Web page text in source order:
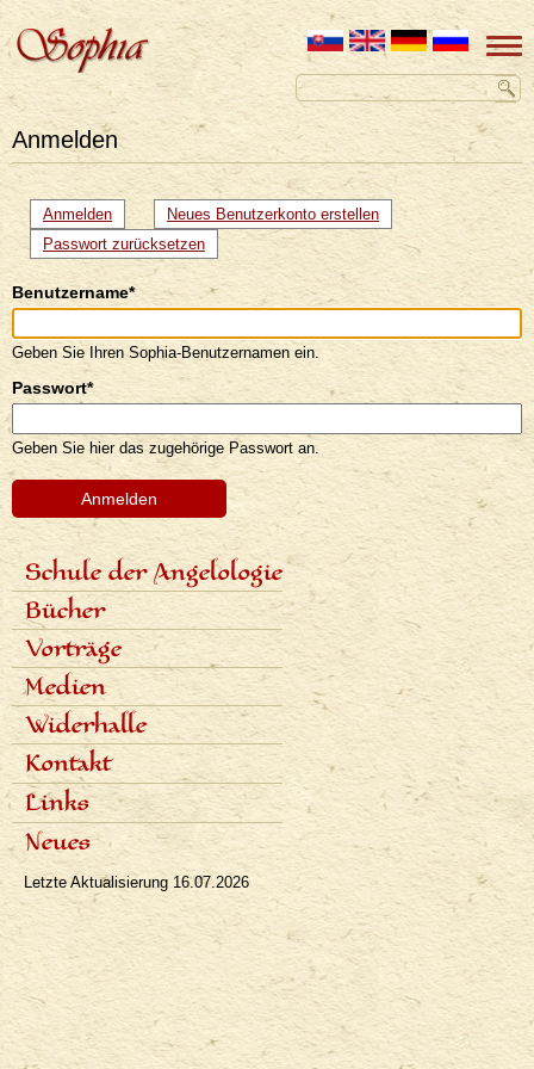
Anmelden
Primäre
Reiter
Anmelden (aktiver
Reiter)
Neues Benutzerkonto erstellen
Passwort zurücksetzen
Benutzername*
Geben Sie Ihren Sophia-Benutzernamen ein.
Passwort*
Geben Sie hier das zugehörige Passwort an.
<none>
Schule der Angelologie
Inhalt der Schule
Lektoren
Sieben Stufen
Termine und Anmeldungen
Fotogalerie
Bücher
Angelologie der Geschichte
Sieben Erzengel
Vorträge
Zeitplan der Vorträge
Aufnahmen der Vorträge
Medien
Fachartikel
Populäre Artikel
Presseinterviews
Rundfunk
Fernsehen
Bibliographie
Widerhalle
Dialoge
Rezensionen
Kontakt
Links
Neues
Letzte Aktualisierung 16.07.2026